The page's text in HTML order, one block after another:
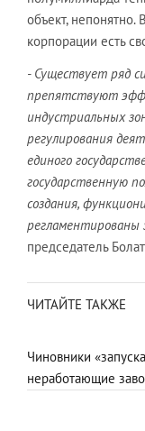
объект,
корпорации есть
- Существует ряд
препятствуют
индустриальных
регулирования
единого
государственную
создания,
регламентированы
председатель
ЧИТАЙТЕ ТАКЖЕ
Чиновники
неработающие